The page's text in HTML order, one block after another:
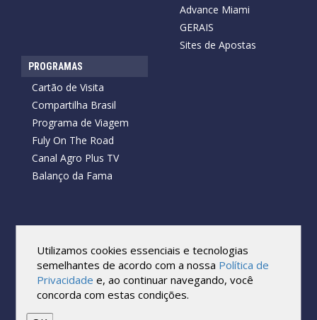
Advance Miami
GERAIS
Sites de Apostas
PROGRAMAS
Cartão de Visita
Compartilha Brasil
Programa de Viagem
Fuly On The Road
Canal Agro Plus TV
Balanço da Fama
Todos os direitos reservados.
Reprodução no todo ou em parte sob qualquer forma ou meio,
sem expressa autorização por escrito do Cartão de Visita, é
proibida.
As marcas e imagens utilizadas no projeto são os direitos autorais
Utilizamos cookies essenciais e tecnologias
semelhantes de acordo com a nossa Política de
Privacidade e, ao continuar navegando, você
concorda com estas condições.